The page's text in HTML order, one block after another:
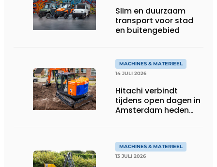
Slim en duurzaam
transport voor stad
en buitengebied
MACHINES & MATERIEEL
14 JULI 2026
Hitachi verbindt
tijdens open dagen in
Amsterdam heden
MACHINES & MATERIEEL
13 JULI 2026